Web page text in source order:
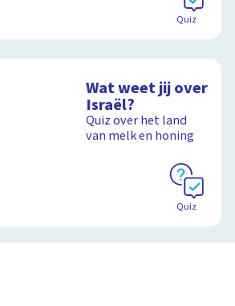
Quiz
Wat weet jij over
Israël?
Quiz over het land
van melk en honing
Quiz